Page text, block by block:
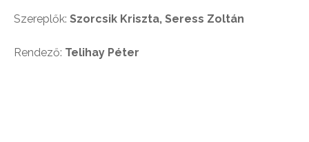
Szereplők: Szorcsik Kriszta, Seress Zoltán
Rendező: Telihay Péter